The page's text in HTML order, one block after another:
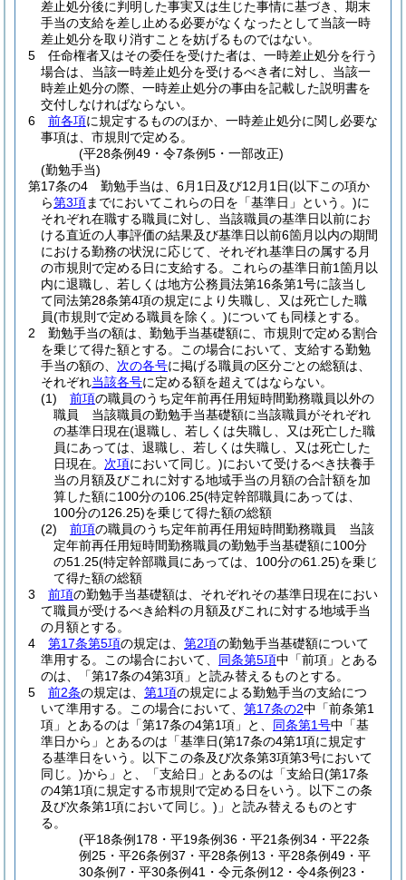
差止処分後に判明した事実又は生じた事情に基づき、期末
手当の支給を差し止める必要がなくなったとして当該一時
差止処分を取り消すことを妨げるものではない。
5
任命権者又はその委任を受けた者は、一時差止処分を行う
場合は、当該一時差止処分を受けるべき者に対し、当該一
時差止処分の際、一時差止処分の事由を記載した説明書を
交付しなければならない。
6
前各項に規定するもののほか、一時差止処分に関し必要な
事項は、市規則で定める。
(平28条例49・令7条例5・一部改正)
(勤勉手当)
第17条の4
勤勉手当は、6月1日及び12月1日(以下この項か
ら第3項までにおいてこれらの日を「基準日」という。)に
それぞれ在職する職員に対し、当該職員の基準日以前にお
ける直近の人事評価の結果及び基準日以前6箇月以内の期間
における勤務の状況に応じて、それぞれ基準日の属する月
の市規則で定める日に支給する。
これらの基準日前1箇月以
内に退職し、若しくは地方公務員法第16条第1号に該当し
て同法第28条第4項の規定により失職し、又は死亡した職
員(市規則で定める職員を除く。)についても同様とする。
2
勤勉手当の額は、勤勉手当基礎額に、市規則で定める割合
を乗じて得た額とする。
この場合において、支給する勤勉
手当の額の、 次の各号に掲げる職員の区分ごとの総額は、
それぞれ当該各号に定める額を超えてはならない。
(1)
前項の職員のうち定年前再任用短時間勤務職員以外の
職員 当該職員の勤勉手当基礎額に当該職員がそれぞれ
の基準日現在(退職し、若しくは失職し、又は死亡した職
員にあっては、退職し、若しくは失職し、又は死亡した
日現在。 次項において同じ。)において受けるべき扶養手
当の月額及びこれに対する地域手当の月額の合計額を加
算した額に100分の106.25(特定幹部職員にあっては、
100分の126.25)を乗じて得た額の総額
(2)
前項の職員のうち定年前再任用短時間勤務職員 当該
定年前再任用短時間勤務職員の勤勉手当基礎額に100分
の51.25(特定幹部職員にあっては、100分の61.25)を乗じ
て得た額の総額
3
前項の勤勉手当基礎額は、それぞれその基準日現在におい
て職員が受けるべき給料の月額及びこれに対する地域手当
の月額とする。
4
第17条第5項の規定は、 第2項の勤勉手当基礎額について
準用する。
この場合において、 同条第5項中「前項」とある
のは、「第17条の4第3項」と読み替えるものとする。
5
前2条の規定は、 第1項の規定による勤勉手当の支給につ
いて準用する。
この場合において、 第17条の2中「前条第1
項」とあるのは「第17条の4第1項」と、 同条第1号中「基
準日から」とあるのは「基準日(第17条の4第1項に規定す
る基準日をいう。以下この条及び次条第3項第3号において
同じ。)から」と、「支給日」とあるのは「支給日(第17条
の4第1項に規定する市規則で定める日をいう。以下この条
及び次条第1項において同じ。) 」と読み替えるものとす
る。
(平18条例178・平19条例36・平21条例34・平22条
例25・平26条例37・平28条例13・平28条例49・平
30条例7・平30条例41・令元条例12・令4条例23・